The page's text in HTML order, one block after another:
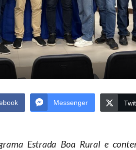
Messenger
Estrada Boa Rural e